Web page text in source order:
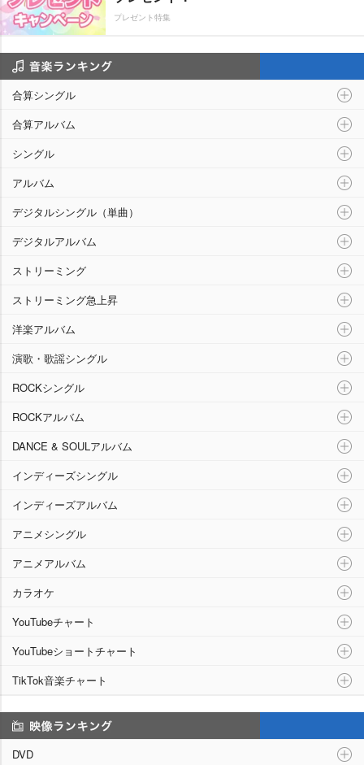
プレゼント特集
合算シングル
合算アルバム
シングル
アルバム
デジタルシングル（単曲）
デジタルアルバム
ストリーミング
ストリーミング急上昇
洋楽アルバム
演歌・歌謡シングル
ROCKシングル
ROCKアルバム
DANCE & SOULアルバム
インディーズシングル
インディーズアルバム
アニメシングル
アニメアルバム
カラオケ
YouTubeチャート
YouTubeショートチャート
TikTok音楽チャート
DVD